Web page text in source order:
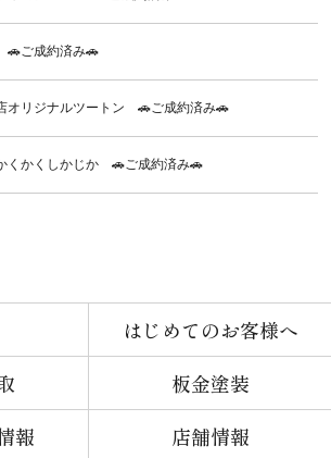
ご成約済み🚗
オリジナルツートン 🚗ご成約済み🚗
くかくしかじか 🚗ご成約済み🚗
はじめてのお客様へ
板金塗装
報
店舗情報